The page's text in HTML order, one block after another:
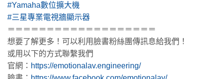
#Yamaha數位擴大機
#三星專業電視牆顯示器
＝＝＝＝＝＝＝＝＝＝＝＝＝＝＝＝＝＝＝
想要了解更多！可以利用臉書粉絲團傳訊息給我們！
或用以下的方式聯繫我們
官網： https://emotionalav.engineering/